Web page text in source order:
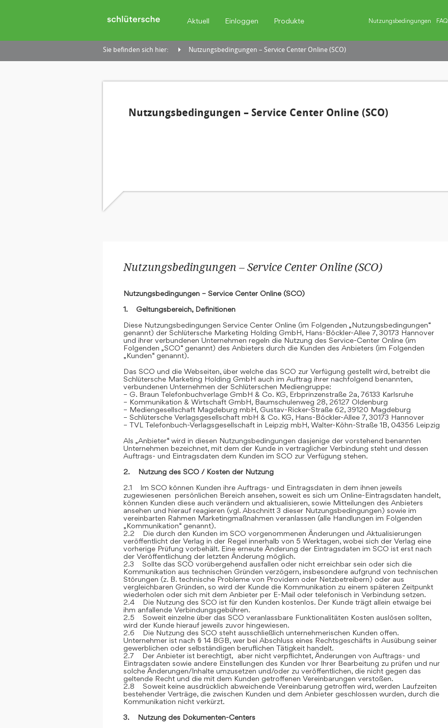
Aktuell Einloggen Produkte Nutzungsbedingungen FAQ
Sie befinden sich hier: Nutzungsbedingungen – Service Center Online (SCO)
Nutzungsbedingungen – Service Center Online (SCO)
Nutzungsbedingungen – Service Center Online (SCO)
Nutzungsbedingungen – Service Center Online (SCO)
1. Geltungsbereich, Definitionen
Diese Nutzungsbedingungen Service Center Online (im Folgenden „Nutzungsbedingungen“
genannt) der Schlütersche Marketing Holding GmbH, Hans-Böckler-Allee 7, 30173 Hannover
und ihrer verbundenen Unternehmen regeln die Nutzung des Service-Center Online (im
Folgenden „SCO“ genannt) des Anbieters durch die Kunden des Anbieters (im Folgenden
„Kunden“ genannt).
Das SCO und die Webseiten, über welche das SCO zur Verfügung gestellt wird, betreibt die
Schlütersche Marketing Holding GmbH auch im Auftrag ihrer nachfolgend benannten,
verbundenen Unternehmen der Schlüterschen Mediengruppe:
– G. Braun Telefonbuchverlage GmbH & Co. KG, Erbprinzenstraße 2a, 76133 Karlsruhe
– Kommunikation & Wirtschaft GmbH, Baumschulenweg 28, 26127 Oldenburg
– Mediengesellschaft Magdeburg mbH, Gustav-Ricker-Straße 62, 39120 Magdeburg
– Schlütersche Verlagsgesellschaft mbH & Co. KG, Hans-Böckler-Allee 7, 30173 Hannover
– TVL Telefonbuch-Verlagsgesellschaft in Leipzig mbH, Walter-Köhn-Straße 1B, 04356 Leipzig
Als „Anbieter“ wird in diesen Nutzungsbedingungen dasjenige der vorstehend benannten
Unternehmen bezeichnet, mit dem der Kunde in vertraglicher Verbindung steht und dessen
Auftrags- und Eintragsdaten dem Kunden im SCO zur Verfügung stehen.
2. Nutzung des SCO / Kosten der Nutzung
2.1 Im SCO können Kunden ihre Auftrags- und Eintragsdaten in dem ihnen jeweils
zugewiesenen persönlichen Bereich ansehen, soweit es sich um Online-Eintragsdaten handelt,
können Kunden diese auch verändern und aktualisieren, sowie Mitteilungen des Anbieters
ansehen und hierauf reagieren (vgl. Abschnitt 3 dieser Nutzungsbedingungen) sowie im
vereinbarten Rahmen Marketingmaßnahmen veranlassen (alle Handlungen im Folgenden
„Kommunikation“ genannt).
2.2 Die durch den Kunden im SCO vorgenommenen Änderungen und Aktualisierungen
veröffentlicht der Verlag in der Regel innerhalb von 5 Werktagen, wobei sich der Verlag eine
vorherige Prüfung vorbehält. Eine erneute Änderung der Eintragsdaten im SCO ist erst nach
der Veröffentlichung der letzten Änderung möglich.
2.3 Sollte das SCO vorübergehend ausfallen oder nicht erreichbar sein oder sich die
Kommunikation aus technischen Gründen verzögern, insbesondere aufgrund von technischen
Störungen (z. B. technische Probleme von Providern oder Netzbetreibern) oder aus
vergleichbaren Gründen, so wird der Kunde die Kommunikation zu einem späteren Zeitpunkt
wiederholen oder sich mit dem Anbieter per E-Mail oder telefonisch in Verbindung setzen.
2.4 Die Nutzung des SCO ist für den Kunden kostenlos. Der Kunde trägt allein etwaige bei
ihm anfallende Verbindungsgebühren.
2.5 Soweit einzelne über das SCO veranlassbare Funktionalitäten Kosten auslösen sollten,
wird der Kunde hierauf jeweils zuvor hingewiesen.
2.6 Die Nutzung des SCO steht ausschließlich unternehmerischen Kunden offen.
Unternehmer ist nach § 14 BGB, wer bei Abschluss eines Rechtsgeschäfts in Ausübung seiner
gewerblichen oder selbständigen beruflichen Tätigkeit handelt.
2.7 Der Anbieter ist berechtigt, aber nicht verpflichtet, Änderungen von Auftrags- und
Eintragsdaten sowie andere Einstellungen des Kunden vor Ihrer Bearbeitung zu prüfen und nur
solche Änderungen/Inhalte umzusetzen und/oder zu veröffentlichen, die nicht gegen das
geltende Recht und die mit dem Kunden getroffenen Vereinbarungen verstoßen.
2.8 Soweit keine ausdrücklich abweichende Vereinbarung getroffen wird, werden Laufzeiten
bestehender Verträge, die zwischen Kunden und dem Anbieter geschlossen wurden, durch die
Kommunikation nicht verkürzt.
3. Nutzung des Dokumenten-Centers